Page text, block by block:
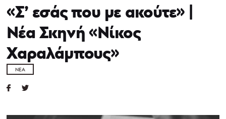
«Σ’ εσάς που με ακούτε» |
Νέα Σκηνή «Νίκος
Χαραλάμπους»
ΝΈΑ